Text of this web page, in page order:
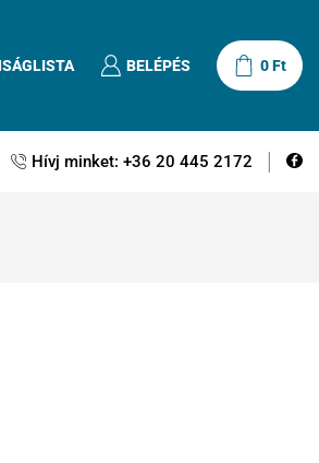
BELÉPÉS 0Ft
Hívj minket: +36 20 445 2172